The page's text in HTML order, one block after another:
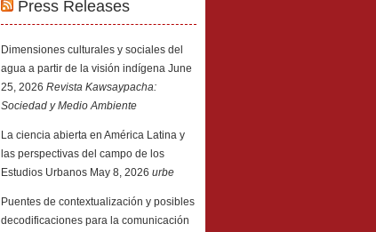
Press Releases
Dimensiones culturales y sociales del
agua a partir de la visión indígena June
25, 2026 Revista Kawsaypacha:
Sociedad y Medio Ambiente
La ciencia abierta en América Latina y
las perspectivas del campo de los
Estudios Urbanos May 8, 2026 urbe
Puentes de contextualización y posibles
decodificaciones para la comunicación